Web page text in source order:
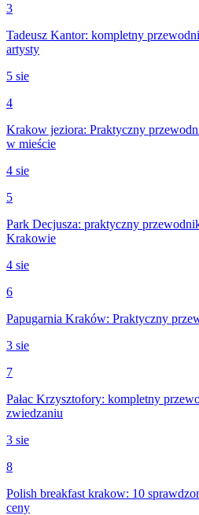
3
Tadeusz Kantor: kompletny
artysty
5 sie
4
Krakow jeziora: Praktyczny
w mieście
4 sie
5
Park Decjusza: praktyczny
Krakowie
4 sie
6
Papugarnia Kraków: Praktyczny
3 sie
7
Pałac Krzysztofory: kompletny
zwiedzaniu
3 sie
8
Polish breakfast krakow: 10
ceny